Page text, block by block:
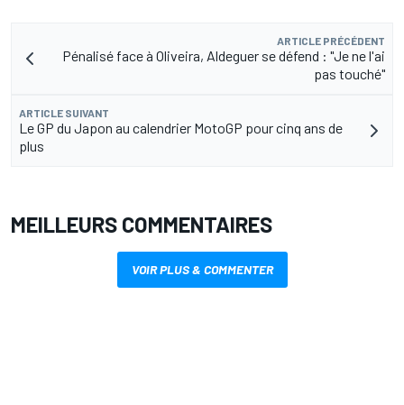
ARTICLE PRÉCÉDENT
Pénalisé face à Oliveira, Aldeguer se défend : "Je ne l'ai
pas touché"
ARTICLE SUIVANT
Le GP du Japon au calendrier MotoGP pour cinq ans de
plus
MEILLEURS COMMENTAIRES
VOIR PLUS & COMMENTER